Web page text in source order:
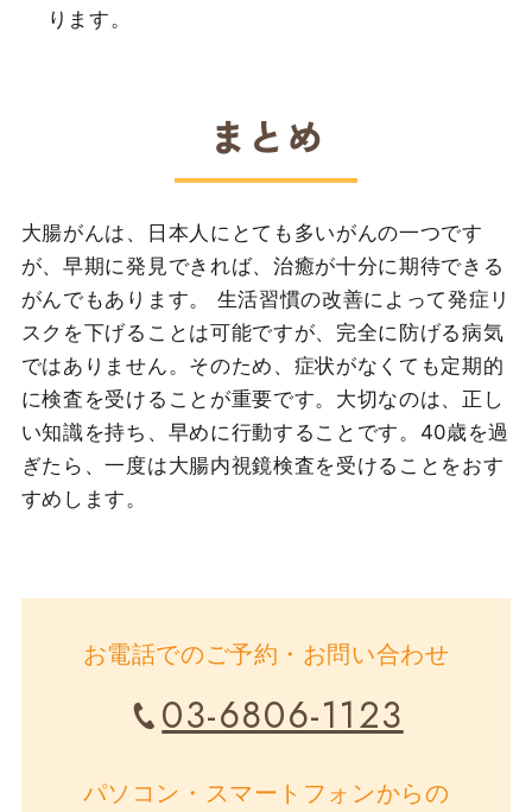
ります。
まとめ
大腸がんは、日本人にとても多いがんの一つです
が、早期に発見できれば、治癒が十分に期待できる
がんでもあります。 生活習慣の改善によって発症リ
スクを下げることは可能ですが、完全に防げる病気
ではありません。そのため、症状がなくても定期的
に検査を受けることが重要です。大切なのは、正し
い知識を持ち、早めに行動することです。40歳を過
ぎたら、一度は大腸内視鏡検査を受けることをおす
すめします。
お電話でのご予約・お問い合わせ
03-6806-1123
パソコン・スマートフォンからの